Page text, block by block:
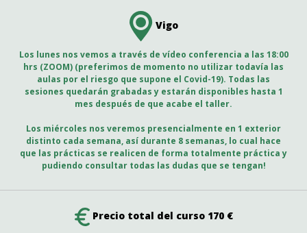
Vigo
Los lunes nos vemos a través de vídeo conferencia a las 18:00
hrs (ZOOM) (preferimos de momento no utilizar todavía las
aulas por el riesgo que supone el Covid-19). Todas las
sesiones quedarán grabadas y estarán disponibles hasta 1
mes después de que acabe el taller.
Los miércoles nos veremos presencialmente en 1 exterior
distinto cada semana, así durante 8 semanas, lo cual hace
que las prácticas se realicen de forma totalmente práctica y
pudiendo consultar todas las dudas que se tengan!
Precio total del curso 170 €